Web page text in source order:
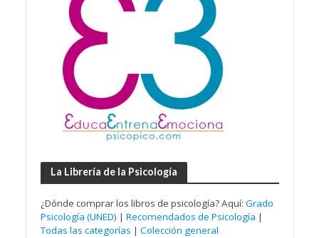
La Librería de la Psicología
¿Dónde comprar los libros de psicología? Aquí: Grado
Psicología (UNED) | Recomendados de Psicología |
Todas las categorías | Colección general